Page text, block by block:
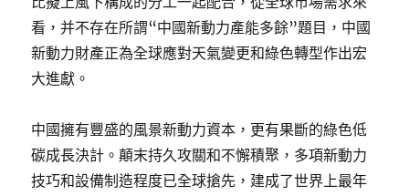
看，并不存在所謂“中國新動力產能多餘”題目，中國
新動力財產正為全球應對天氣變更和綠色轉型作出宏
大進獻。
中國擁有豐盛的風景新動力資本，更有果斷的綠色低
碳成長決計。顛末持久攻關和不懈積聚，多項新動力
技巧和設備制造程度已全球搶先，建成了世界上最年